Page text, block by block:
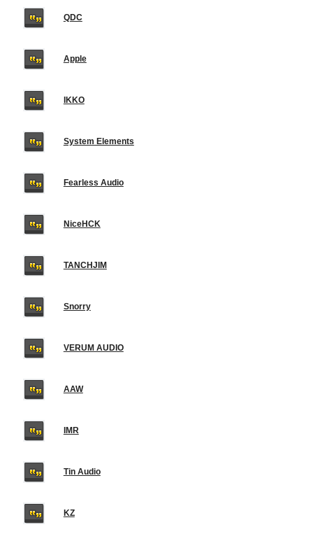
QDC
Apple
IKKO
System Elements
Fearless Audio
NiceHCK
TANCHJIM
Snorry
VERUM AUDIO
AAW
IMR
Tin Audio
KZ